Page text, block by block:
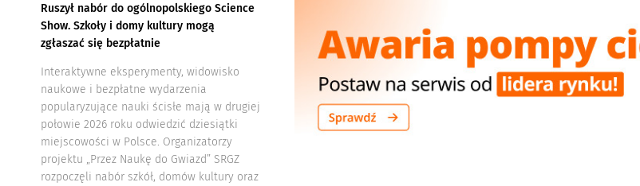
Ruszył nabór do ogólnopolskiego Science
Show. Szkoły i domy kultury mogą
zgłaszać się bezpłatnie
Interaktywne eksperymenty, widowisko
naukowe i bezpłatne wydarzenia
popularyzujące nauki ścisłe mają w drugiej
połowie 2026 roku odwiedzić dziesiątki
miejscowości w Polsce. Organizatorzy
projektu „Przez Naukę do Gwiazd” SRGZ
rozpoczęli nabór szkół, domów kultury oraz